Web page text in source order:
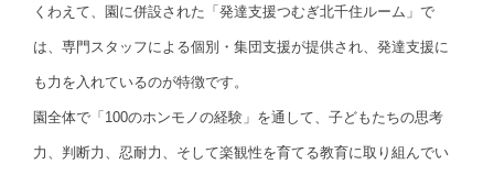
くわえて、園に併設された「発達支援つむぎ北千住ルーム」で
は、専門スタッフによる個別・集団支援が提供され、発達支援に
も力を入れているのが特徴です。
園全体で「100のホンモノの経験」を通して、子どもたちの思考
力、判断力、忍耐力、そして楽観性を育てる教育に取り組んでい